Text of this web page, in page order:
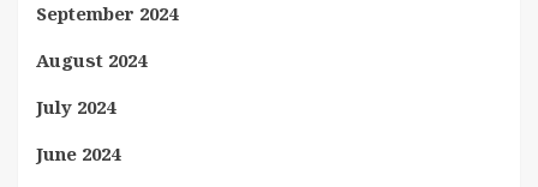
September 2024
August 2024
July 2024
June 2024